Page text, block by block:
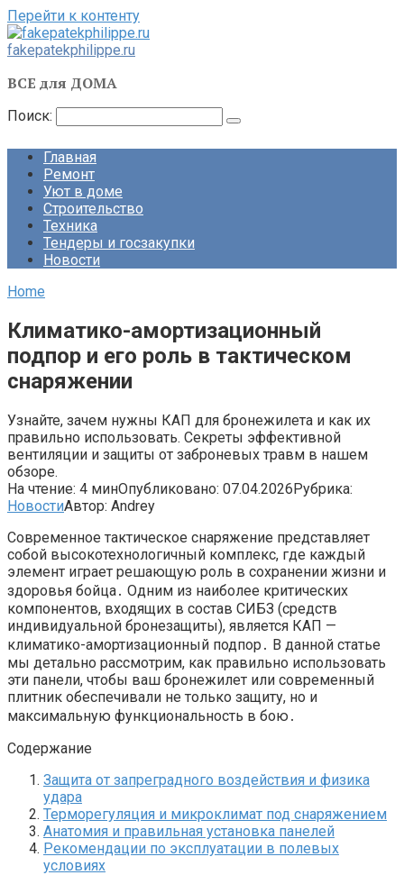
Перейти к контенту
fakepatekphilippe.ru
ВСЕ для ДОМА
Поиск:
Главная
Ремонт
Уют в доме
Строительство
Техника
Тендеры и госзакупки
Новости
Home
Климатико-амортизационный
подпор и его роль в тактическом
снаряжении
Узнайте, зачем нужны КАП для бронежилета и как их
правильно использовать. Секреты эффективной
вентиляции и защиты от заброневых травм в нашем
обзоре.
На чтение: 4 минОпубликовано: 07.04.2026Рубрика:
НовостиАвтор: Andrey
Современное тактическое снаряжение представляет
собой высокотехнологичный комплекс, где каждый
элемент играет решающую роль в сохранении жизни и
здоровья бойца․ Одним из наиболее критических
компонентов, входящих в состав СИБЗ (средств
индивидуальной бронезащиты), является КАП —
климатико-амортизационный подпор․ В данной статье
мы детально рассмотрим, как правильно использовать
эти панели, чтобы ваш бронежилет или современный
плитник обеспечивали не только защиту, но и
максимальную функциональность в бою․
Содержание
Защита от запреградного воздействия и физика
удара
Терморегуляция и микроклимат под снаряжением
Анатомия и правильная установка панелей
Рекомендации по эксплуатации в полевых
условиях